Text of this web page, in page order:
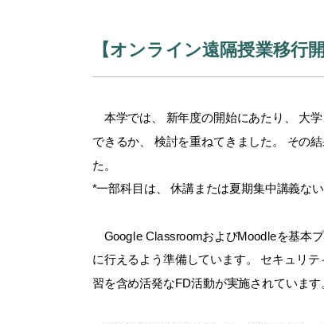
【オンライン遠隔授業移行
本学では、 新年度の開始にあたり、 大
できるか、 検討を重ねてきました。 その
た。
*一部科目は、 休講または夏期集中講義な
Google ClassroomおよびMoodleを基本
に行えるよう準備しています。 セキュリ
習を含め活発なFD活動が実施されています